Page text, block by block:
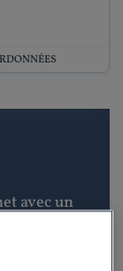
avec un